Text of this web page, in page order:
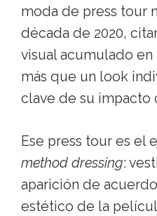
moda de press tour
década de 2020,
visual acumulado
más que un look
clave de su impacto
Ese press tour es el
method dressing:
aparición de
estético de la